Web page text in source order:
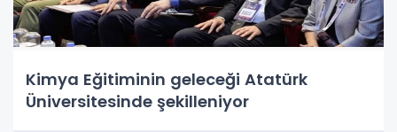
Kimya Eğitiminin geleceği Atatürk
Üniversitesinde şekilleniyor